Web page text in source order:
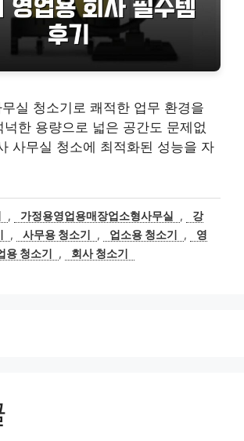
실 청소기로 쾌적한 업무 환경을
넉한 용량으로 넓은 공간도 문제없
사무실 청소에 최적화된 성능을 자
, 가정용영업용매장업소형사무실 ,
강
, 사무용 청소기 , 업소용 청소기 ,
영
용 청소기
, 회사 청소기